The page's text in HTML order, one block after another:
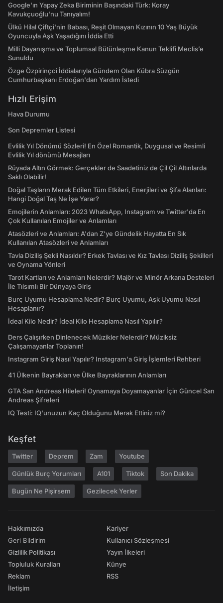
Google'ın Yapay Zeka Biriminin Başındaki Türk: Koray
Kavukçuoğlu'nu Tanıyalım!
Ülkü Hilal Çiftçi'nin Babası, Reşit Olmayan Kızının 10 Yaş Büyük
Oyuncuyla Aşk Yaşadığını İddia Etti
Milli Dayanışma ve Toplumsal Bütünleşme Kanun Teklifi Meclis’e
Sunuldu
Özge Özpirinçci İddialarıyla Gündem Olan Kübra Süzgün
Cumhurbaşkanı Erdoğan'dan Yardım İstedi
Hızlı Erişim
Hava Durumu
Son Depremler Listesi
Evlilik Yıl Dönümü Sözleri! En Özel Romantik, Duygusal ve Resimli
Evlilik Yıl dönümü Mesajları
Rüyada Altın Görmek: Gerçekler de Saadetiniz de Çil Çil Altınlarda
Saklı Olabilir!
Doğal Taşların Merak Edilen Tüm Etkileri, Enerjileri ve Şifa Alanları:
Hangi Doğal Taş Ne İşe Yarar?
Emojilerin Anlamları: 2023 WhatsApp, Instagram ve Twitter'da En
Çok Kullanılan Emojiler ve Anlamları
Atasözleri ve Anlamları: A'dan Z'ye Gündelik Hayatta En Sık
Kullanılan Atasözleri ve Anlamları
Tavla Diziliş Şekli Nasıldır? Erkek Tavlası ve Kız Tavlası Diziliş Şekilleri
ve Oynama Yönleri
Tarot Kartları ve Anlamları Nelerdir? Majör ve Minör Arkana Desteleri
İle Tılsımlı Bir Dünyaya Giriş
Burç Uyumu Hesaplama Nedir? Burç Uyumu, Aşk Uyumu Nasıl
Hesaplanır?
İdeal Kilo Nedir? İdeal Kilo Hesaplama Nasıl Yapılır?
Ders Çalışırken Dinlenecek Müzikler Nelerdir? Müziksiz
Çalışamayanlar Toplanın!
Instagram Giriş Nasıl Yapılır? Instagram'a Giriş İşlemleri Rehberi
41 Ülkenin Bayrakları ve Ülke Bayraklarının Anlamları
GTA San Andreas Hileleri! Oynamaya Doyamayanlar İçin Güncel San
Andreas Şifreleri
IQ Testi: IQ'unuzun Kaç Olduğunu Merak Ettiniz mi?
Keşfet
Twitter Deprem Zam Youtube
Günlük Burç Yorumları A101 Tiktok Son Dakika
Bugün Ne Pişirsem Gezilecek Yerler
Hakkımızda
Geri Bildirim
Gizlilik Politikası
Topluluk Kuralları
Reklam
İletişim
Kariyer
Kullanıcı Sözleşmesi
Yayın İlkeleri
Künye
RSS